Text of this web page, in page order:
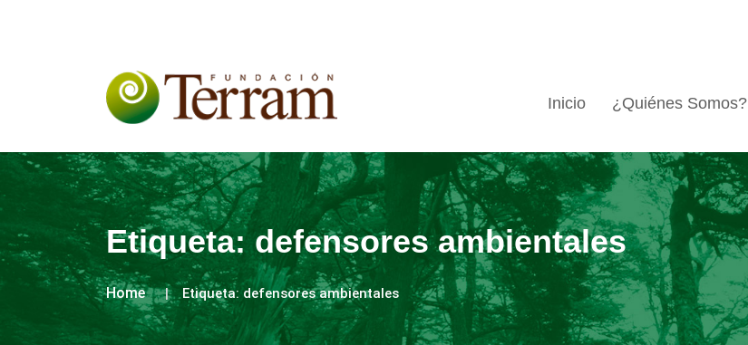
Inicio ¿Quiénes Somos?
Etiqueta:defensores ambientales
Home Etiqueta:defensores ambientales